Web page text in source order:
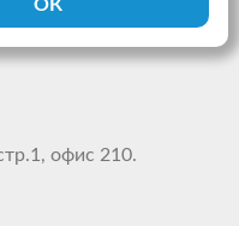
офис 210.